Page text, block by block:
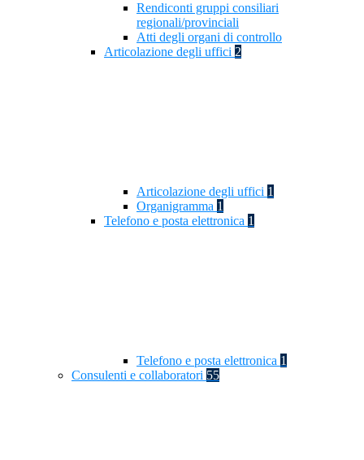
Rendiconti gruppi consiliari
regionali/provinciali
Atti degli organi di controllo
Articolazione degli uffici 2
Articolazione degli uffici 1
Organigramma 1
Telefono e posta elettronica 1
Telefono e posta elettronica 1
Consulenti e collaboratori 55